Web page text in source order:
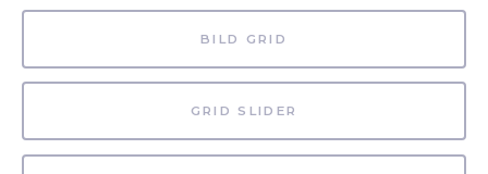
BILD GRID
GRID SLIDER